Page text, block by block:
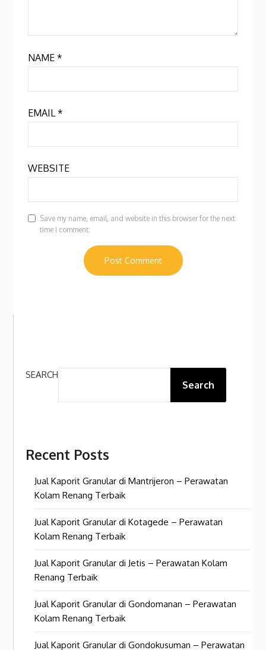
NAME*
EMAIL*
WEBSITE
Save my name, email, and website in this browser for the next
time I comment.
SEARCH
Search
Recent Posts
Jual Kaporit Granular di Mantrijeron – Perawatan
Kolam Renang Terbaik
Jual Kaporit Granular di Kotagede – Perawatan
Kolam Renang Terbaik
Jual Kaporit Granular di Jetis – Perawatan Kolam
Renang Terbaik
Jual Kaporit Granular di Gondomanan – Perawatan
Kolam Renang Terbaik
Jual Kaporit Granular di Gondokusuman – Perawatan